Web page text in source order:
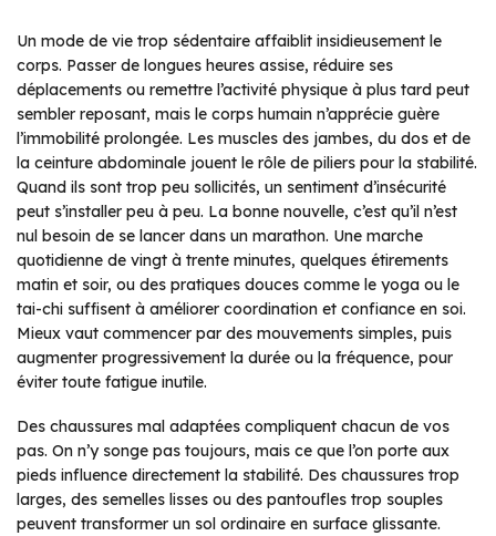
Un mode de vie trop sédentaire affaiblit insidieusement le
corps. Passer de longues heures assise, réduire ses
déplacements ou remettre l’activité physique à plus tard peut
sembler reposant, mais le corps humain n’apprécie guère
l’immobilité prolongée. Les muscles des jambes, du dos et de
la ceinture abdominale jouent le rôle de piliers pour la stabilité.
Quand ils sont trop peu sollicités, un sentiment d’insécurité
peut s’installer peu à peu. La bonne nouvelle, c’est qu’il n’est
nul besoin de se lancer dans un marathon. Une marche
quotidienne de vingt à trente minutes, quelques étirements
matin et soir, ou des pratiques douces comme le yoga ou le
tai-chi suffisent à améliorer coordination et confiance en soi.
Mieux vaut commencer par des mouvements simples, puis
augmenter progressivement la durée ou la fréquence, pour
éviter toute fatigue inutile.
Des chaussures mal adaptées compliquent chacun de vos
pas. On n’y songe pas toujours, mais ce que l’on porte aux
pieds influence directement la stabilité. Des chaussures trop
larges, des semelles lisses ou des pantoufles trop souples
peuvent transformer un sol ordinaire en surface glissante.